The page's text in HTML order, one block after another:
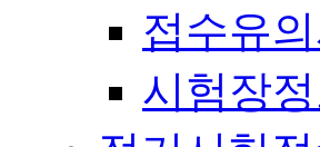
접수유
시험장